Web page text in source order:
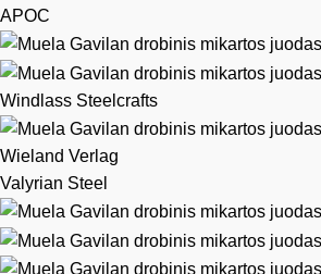
APOC
Windlass Steelcrafts
Wieland Verlag
Valyrian Steel